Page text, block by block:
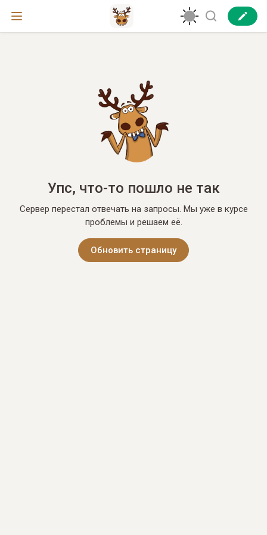
Упс, что-то пошло не так
Сервер перестал отвечать на запросы. Мы уже в курсе
проблемы и решаем её.
Обновить страницу